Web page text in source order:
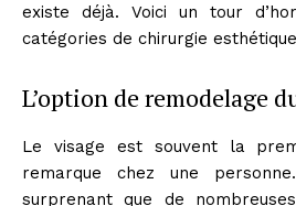
existe déjà. Voici un tour
catégories de chirurgie
L’option de remodelage
Le visage est souvent la
remarque chez une
surprenant que de